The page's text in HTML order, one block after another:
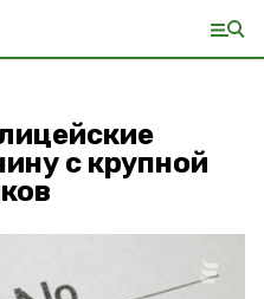
с крупной